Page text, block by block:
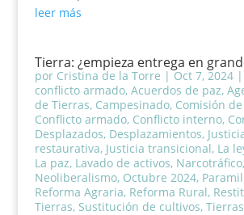
leer más
Tierra: ¿empieza entrega en
por Cristina de la Torre |Oct 7, 2024|
conflicto armado, Acuerdos de paz,
de Tierras, Campesinado, Comisión
Conflicto armado, Conflicto interno,
Desplazados, Desplazamientos,
restaurativa, Justicia transicional, La
La paz, Lavado de activos, Narcotráfico,
Neoliberalismo, Octubre 2024,
Reforma Agraria, Reforma Rural,
Tierras, Sustitución de cultivos, Tierras